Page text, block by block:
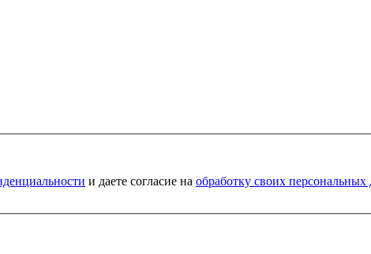
и даете согласие на обработку своих